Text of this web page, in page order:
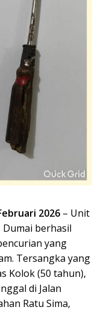
2026 – Unit
Dumai berhasil
yang
Tersangka yang
Kolok (50 tahun),
di Jalan
Ratu Sima,